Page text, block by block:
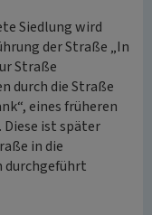
Siedlung wird
der Straße „In
Straße
durch die Straße
eines früheren
Diese ist später
in die
durchgeführt